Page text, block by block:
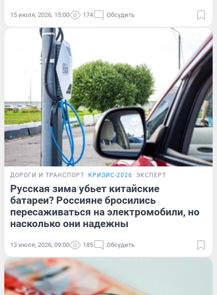
15 июля, 2026, 15:00 174 Обсудить
ДОРОГИ И ТРАНСПОРТ КРИЗИС-2026 ЭКСПЕРТ
Русская зима убьет китайские
батареи? Россияне бросились
пересаживаться на электромобили, но
насколько они надежны
13 июля, 2026, 09:00 185 Обсудить